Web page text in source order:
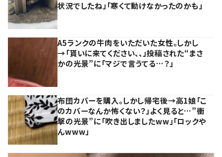
状況でしたね」「寒くて動けなかったのかも」
A5ランクの牛肉をいただいた女性。しかし
→「貰いに来てください、、」投稿された“まさ
かの光景”に「マジで言うてる…？」
布団カバーを購入。しかし帰宅後→高1娘「こ
のカバーなんか怖くない？」よく見ると…”衝
撃の光景”に「吹き出しましたww」「ロックや
んwww」